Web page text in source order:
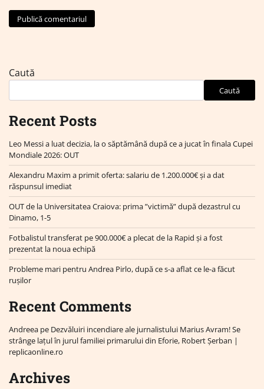
Caută
Caută
Recent Posts
Leo Messi a luat decizia, la o săptămână după ce a jucat în finala Cupei
Mondiale 2026: OUT
Alexandru Maxim a primit oferta: salariu de 1.200.000€ și a dat
răspunsul imediat
OUT de la Universitatea Craiova: prima ”victimă” după dezastrul cu
Dinamo, 1-5
Fotbalistul transferat pe 900.000€ a plecat de la Rapid și a fost
prezentat la noua echipă
Probleme mari pentru Andrea Pirlo, după ce s-a aflat ce le-a făcut
rușilor
Recent Comments
Andreea pe Dezvăluiri incendiare ale jurnalistului Marius Avram! Se
strânge lațul în jurul familiei primarului din Eforie, Robert Șerban |
replicaonline.ro
Archives